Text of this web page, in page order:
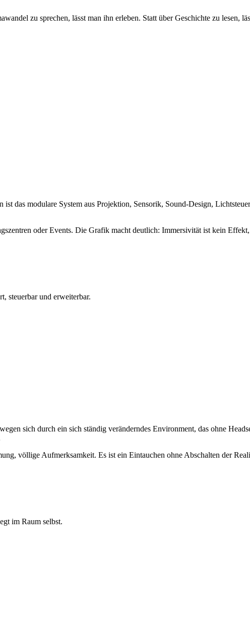
zu sprechen, lässt man ihn erleben. Statt über Geschichte zu lesen,
das modulare System aus Projektion, Sensorik, Sound-Design,
oder Events. Die Grafik macht deutlich: Immersivität ist kein
steuerbar und erweiterbar.
sich durch ein sich ständig veränderndes Environment, das ohne
völlige Aufmerksamkeit. Es ist ein Eintauchen ohne Abschalten der
im Raum selbst.